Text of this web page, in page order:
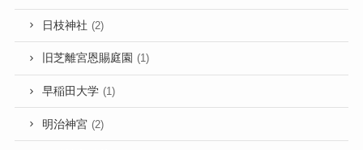
日枝神社 (2)
旧芝離宮恩賜庭園 (1)
早稲田大学 (1)
明治神宮 (2)